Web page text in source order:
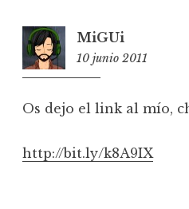
MiGUi
10 junio 2011
Os dejo el link al mío,
http://bit.ly/k8A9IX